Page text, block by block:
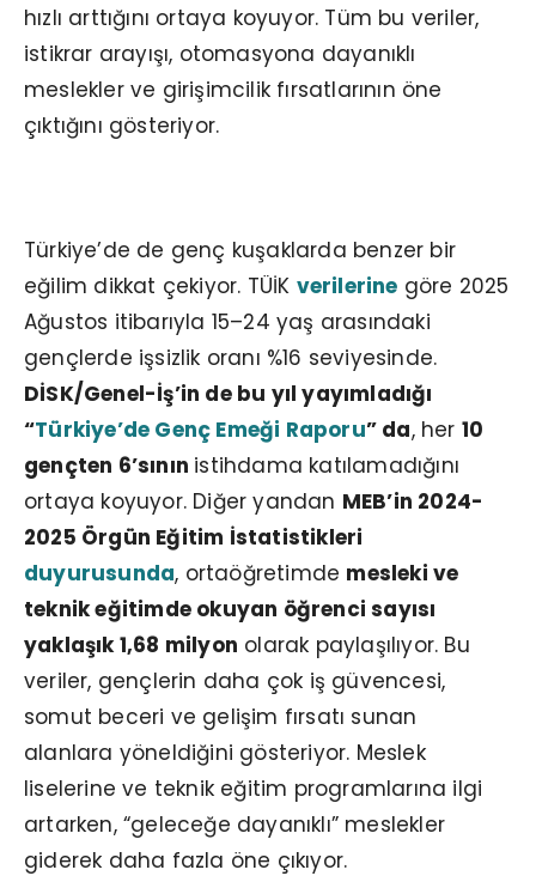
hızlı arttığını ortaya koyuyor. Tüm bu veriler,
istikrar arayışı, otomasyona dayanıklı
meslekler ve girişimcilik fırsatlarının öne
çıktığını gösteriyor.
Türkiye’de de genç kuşaklarda benzer bir
eğilim dikkat çekiyor. TÜİK verilerine göre 2025
Ağustos itibarıyla 15–24 yaş arasındaki
gençlerde işsizlik oranı %16 seviyesinde.
DİSK/Genel-İş’in de bu yıl yayımladığı
“Türkiye’de Genç Emeği Raporu” da, her 10
gençten 6’sının istihdama katılamadığını
ortaya koyuyor. Diğer yandan MEB’in 2024-
2025 Örgün Eğitim İstatistikleri
duyurusunda, ortaöğretimde mesleki ve
teknik eğitimde okuyan öğrenci sayısı
yaklaşık 1,68 milyon olarak paylaşılıyor. Bu
veriler, gençlerin daha çok iş güvencesi,
somut beceri ve gelişim fırsatı sunan
alanlara yöneldiğini gösteriyor. Meslek
liselerine ve teknik eğitim programlarına ilgi
artarken, “geleceğe dayanıklı” meslekler
giderek daha fazla öne çıkıyor.